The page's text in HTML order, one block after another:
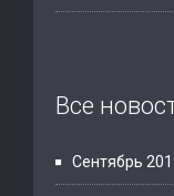
Все
Сентябрь